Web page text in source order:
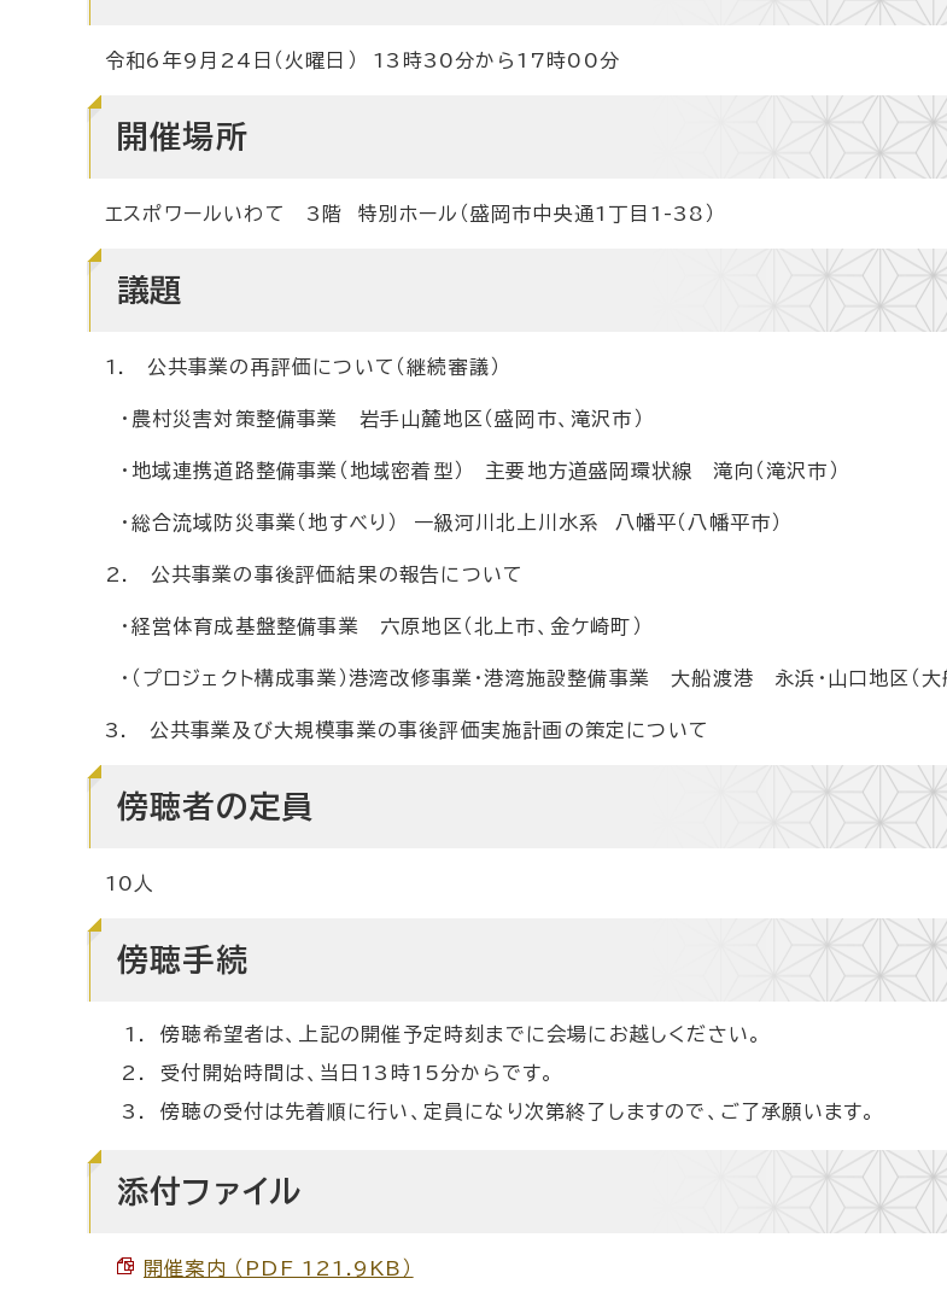
令和6年9月24日（火曜日） 13時30分から17時00分
開催場所
エスポワールいわて 3階 特別ホール（盛岡市中央通1丁目1-38）
議題
1. 公共事業の再評価について（継続審議）
・農村災害対策整備事業 岩手山麓地区（盛岡市、滝沢市）
・地域連携道路整備事業（地域密着型） 主要地方道盛岡環状線 滝向（滝沢市）
・総合流域防災事業（地すべり） 一級河川北上川水系 八幡平（八幡平市）
2. 公共事業の事後評価結果の報告について
・経営体育成基盤整備事業 六原地区（北上市、金ケ崎町）
・（プロジェクト構成事業）港湾改修事業・港湾施設整備事業 大船渡港 永浜・山口地区（大
3. 公共事業及び大規模事業の事後評価実施計画の策定について
傍聴者の定員
10人
傍聴手続
傍聴希望者は、上記の開催予定時刻までに会場にお越しください。
受付開始時間は、当日13時15分からです。
傍聴の受付は先着順に行い、定員になり次第終了しますので、ご了承願います。
添付ファイル
開催案内 （PDF 121.9KB）